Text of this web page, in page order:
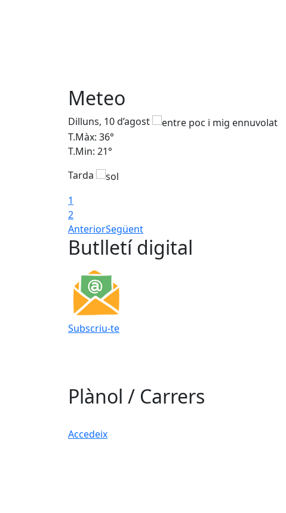
Meteo
Dilluns, 10 d’agost
T.Màx: 36°
T.Min: 21°
Tarda
1
2
AnteriorSegüent
Butlletí digital
Subscriu-te
Plànol / Carrers
Accedeix